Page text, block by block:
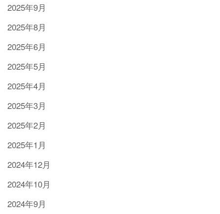
2025年9月
2025年8月
2025年6月
2025年5月
2025年4月
2025年3月
2025年2月
2025年1月
2024年12月
2024年10月
2024年9月